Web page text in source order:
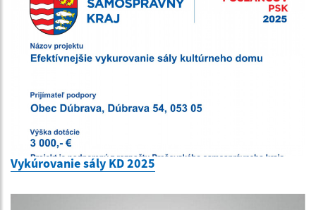
Vykúrovanie sály KD 2025